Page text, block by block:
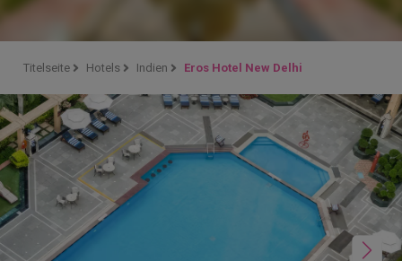
Titelseite Hotels Indien Eros Hotel New Delhi